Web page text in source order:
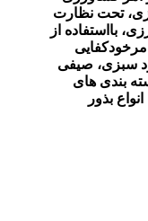
تحت نظارت
بااستفاده از
سبزی، صیفی
بندی های
بذور